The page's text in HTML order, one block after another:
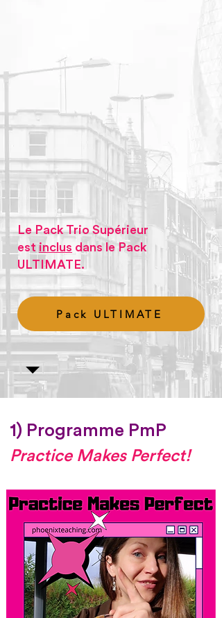
Le Pack Trio Supérieur
est inclus dans le Pack
ULTIMATE.
Pack ULTIMATE
1) Programme PmP
Practice Makes Perfect!